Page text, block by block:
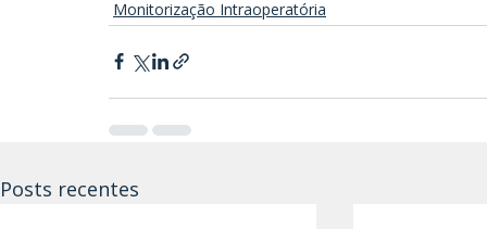
Monitorização Intraoperatória
Posts recentes